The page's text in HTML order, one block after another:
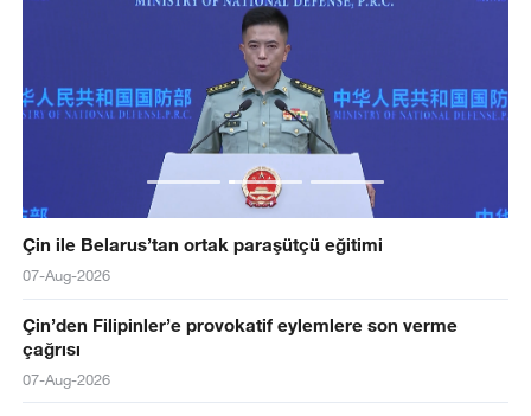
Çin ile Belarus’tan ortak paraşütçü eğitimi
07-Aug-2026
Çin’den Filipinler’e provokatif eylemlere son verme
çağrısı
07-Aug-2026